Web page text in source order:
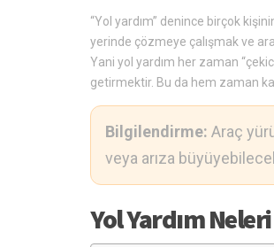
“Yol yardım” denince birçok
yerinde çözmeye çalışmak ve
Yani yol yardım her zaman
getirmektir. Bu da hem zaman
Bilgilendirme: Araç
veya arıza
Yol Yardım